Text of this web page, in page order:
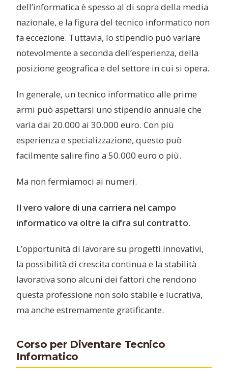
dell’informatica è spesso al di sopra della media
nazionale, e la figura del tecnico informatico non
fa eccezione. Tuttavia, lo stipendio può variare
notevolmente a seconda dell’esperienza, della
posizione geografica e del settore in cui si opera.
In generale, un tecnico informatico alle prime
armi può aspettarsi uno stipendio annuale che
varia dai 20.000 ai 30.000 euro. Con più
esperienza e specializzazione, questo può
facilmente salire fino a 50.000 euro o più.
Ma non fermiamoci ai numeri.
Il vero valore di una carriera nel campo
informatico va oltre la cifra sul contratto.
L’opportunità di lavorare su progetti innovativi,
la possibilità di crescita continua e la stabilità
lavorativa sono alcuni dei fattori che rendono
questa professione non solo stabile e lucrativa,
ma anche estremamente gratificante.
Corso per Diventare Tecnico
Informatico